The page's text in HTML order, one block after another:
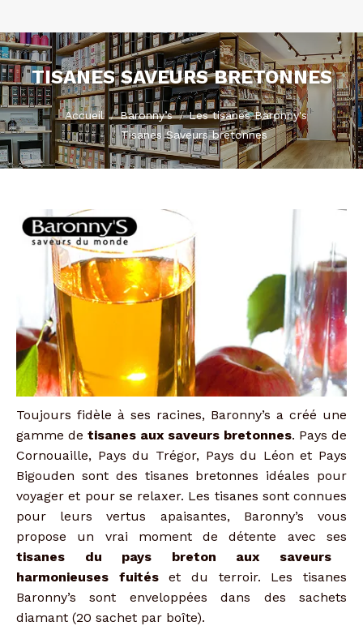
TISANES SAVEURS BRETONNES
Vous êtes ici :
Accueil Baronny’s
Les tisanes Baronny's
Tisanes Saveurs bretonnes
Toujours fidèle à ses racines, Baronny’s a créé une
gamme de tisanes aux saveurs bretonnes. Pays de
Cornouaille, Pays du Trégor, Pays du Léon et Pays
Bigouden sont des tisanes bretonnes idéales pour
voyager et pour se relaxer. Les tisanes sont connues
pour leurs vertus apaisantes, Baronny’s vous
propose un vrai moment de détente avec ses
tisanes du pays breton aux saveurs
harmonieuses fuitéset du terroir. Les tisanes
Baronny’s sont enveloppées dans des sachets
diamant (20 sachet par boîte).